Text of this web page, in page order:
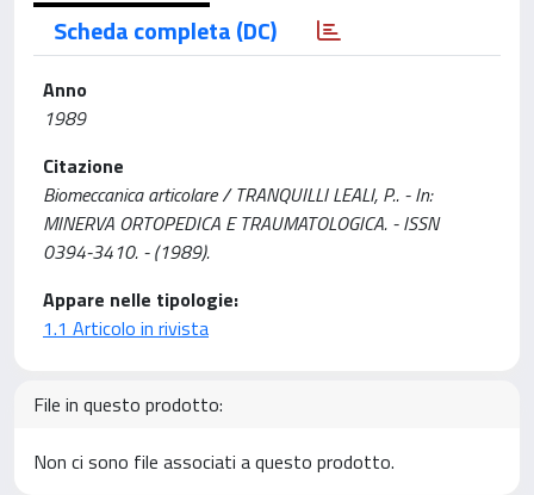
Scheda completa (DC)
Anno
1989
Citazione
Biomeccanica articolare / TRANQUILLI LEALI, P.. - In:
MINERVA ORTOPEDICA E TRAUMATOLOGICA. - ISSN
0394-3410. - (1989).
Appare nelle tipologie:
1.1 Articolo in rivista
File in questo prodotto:
Non ci sono file associati a questo prodotto.